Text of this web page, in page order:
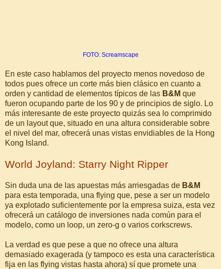
FOTO: Screamscape
En este caso hablamos del proyecto menos novedoso de
todos pues ofrece un corte más bien clásico en cuanto a
orden y cantidad de elementos típicos de las B&M que
fueron ocupando parte de los 90 y de principios de siglo. Lo
más interesante de este proyecto quizás sea lo comprimido
de un layout que, situado en una altura considerable sobre
el nivel del mar, ofrecerá unas vistas envidiables de la Hong
Kong Island.
World Joyland: Starry Night Ripper
Sin duda una de las apuestas más arriesgadas de B&M
para esta temporada, una flying que, pese a ser un modelo
ya explotado suficientemente por la empresa suiza, esta vez
ofrecerá un catálogo de inversiones nada común para el
modelo, como un loop, un zero-g o varios corkscrews.
La verdad es que pese a que no ofrece una altura
demasiado exagerada (y tampoco es esta una característica
fija en las flying vistas hasta ahora) sí que promete una